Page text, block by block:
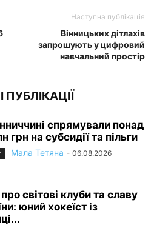
Наступна публікація
Вінницьких дітлахів
запрошують у цифровий
навчальний простір
спрямували понад
грн на субсидії та пільги
Мала Тетяна - 06.08.2026
світові клуби та славу
юний хокеїст із